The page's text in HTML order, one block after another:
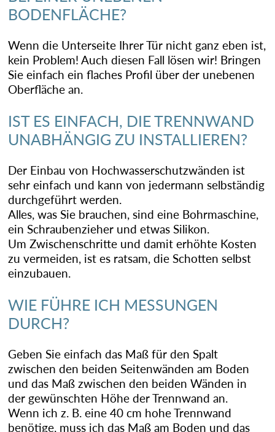
BODENFLÄCHE?
Wenn die Unterseite Ihrer Tür nicht ganz eben ist,
kein Problem! Auch diesen Fall lösen wir! Bringen
Sie einfach ein flaches Profil über der unebenen
Oberfläche an.
IST ES EINFACH, DIE TRENNWAND
UNABHÄNGIG ZU INSTALLIEREN?
Der Einbau von Hochwasserschutzwänden ist
sehr einfach und kann von jedermann selbständig
durchgeführt werden.
Alles, was Sie brauchen, sind eine Bohrmaschine,
ein Schraubenzieher und etwas Silikon.
Um Zwischenschritte und damit erhöhte Kosten
zu vermeiden, ist es ratsam, die Schotten selbst
einzubauen.
WIE FÜHRE ICH MESSUNGEN
DURCH?
Geben Sie einfach das Maß für den Spalt
zwischen den beiden Seitenwänden am Boden
und das Maß zwischen den beiden Wänden in
der gewünschten Höhe der Trennwand an.
Wenn ich z. B. eine 40 cm hohe Trennwand
benötige, muss ich das Maß am Boden und das